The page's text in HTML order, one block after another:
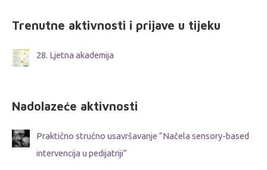
Trenutne aktivnosti i prijave u tijeku
28. Ljetna akademija
Nadolazeće aktivnosti
Praktično stručno usavršavanje “Načela sensory-based
intervencija u pedijatriji”